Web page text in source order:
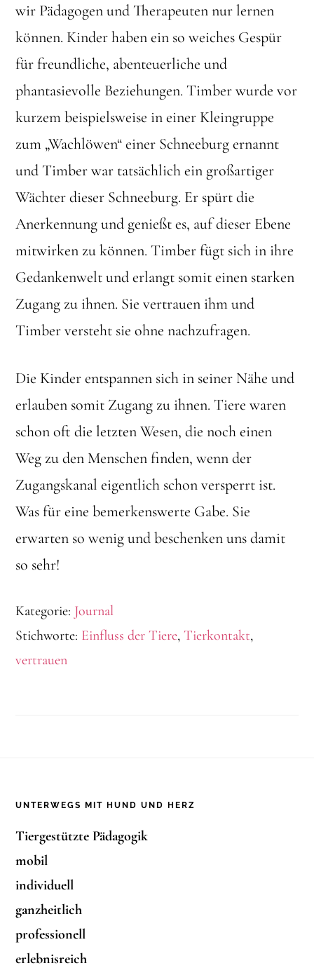
wir Pädagogen und Therapeuten nur lernen
können. Kinder haben ein so weiches Gespür
für freundliche, abenteuerliche und
phantasievolle Beziehungen. Timber wurde vor
kurzem beispielsweise in einer Kleingruppe
zum „Wachlöwen“ einer Schneeburg ernannt
und Timber war tatsächlich ein großartiger
Wächter dieser Schneeburg. Er spürt die
Anerkennung und genießt es, auf dieser Ebene
mitwirken zu können. Timber fügt sich in ihre
Gedankenwelt und erlangt somit einen starken
Zugang zu ihnen. Sie vertrauen ihm und
Timber versteht sie ohne nachzufragen.
Die Kinder entspannen sich in seiner Nähe und
erlauben somit Zugang zu ihnen. Tiere waren
schon oft die letzten Wesen, die noch einen
Weg zu den Menschen finden, wenn der
Zugangskanal eigentlich schon versperrt ist.
Was für eine bemerkenswerte Gabe. Sie
erwarten so wenig und beschenken uns damit
so sehr!
Kategorie: Journal
Stichworte: Einfluss der Tiere,Tierkontakt,
vertrauen
UNTERWEGS MIT HUND UND HERZ
Tiergestützte Pädagogik
mobil
individuell
ganzheitlich
professionell
erlebnisreich